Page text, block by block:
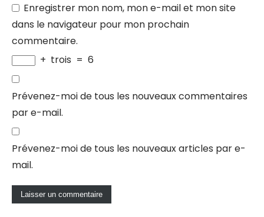
Enregistrer mon nom, mon e-mail et mon site
dans le navigateur pour mon prochain
commentaire.
+ trois = 6
Prévenez-moi de tous les nouveaux commentaires
par e-mail.
Prévenez-moi de tous les nouveaux articles par e-
mail.